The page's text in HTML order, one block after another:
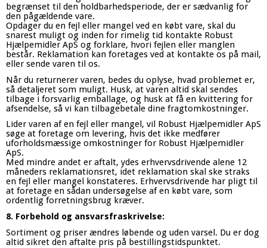
begrænset til den holdbarhedsperiode, der er sædvanlig for
den pågældende vare.
Opdager du en fejl eller mangel ved en købt vare, skal du
snarest muligt og inden for rimelig tid kontakte Robust
Hjælpemidler ApS og forklare, hvori fejlen eller manglen
består. Reklamation kan foretages ved at kontakte os på mail,
eller sende varen til os.
Når du returnerer varen, bedes du oplyse, hvad problemet er,
så detaljeret som muligt. Husk, at varen altid skal sendes
tilbage i forsvarlig emballage, og husk at få en kvittering for
afsendelse, så vi kan tilbagebetale dine fragtomkostninger.
Lider varen af en fejl eller mangel, vil Robust Hjælpemidler ApS
søge at foretage om levering, hvis det ikke medfører
uforholdsmæssige omkostninger for Robust Hjælpemidler
ApS.
Med mindre andet er aftalt, ydes erhvervsdrivende alene 12
måneders reklamationsret, idet reklamation skal ske straks
en fejl eller mangel konstateres. Erhvervsdrivende har pligt til
at foretage en sådan undersøgelse af en købt vare, som
ordentlig forretningsbrug kræver.
8. Forbehold og ansvarsfraskrivelse:
Sortiment og priser ændres løbende og uden varsel. Du er dog
altid sikret den aftalte pris på bestillingstidspunktet.